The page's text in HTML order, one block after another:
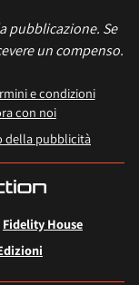
pubblicazione. Se
un compenso.
e condizioni
con noi
della pubblicità
Fidelity House